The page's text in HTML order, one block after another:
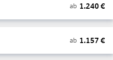
ab 1.240€
ab 1.157 €